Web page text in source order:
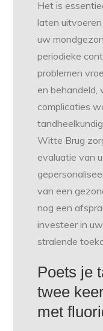
Het is
laten
uw
periodieke
problemen
en behandeld,
complicaties
Witte Brug
evaluatie van
van een
nog een
investeer in
stralende
Poets je
twee
met